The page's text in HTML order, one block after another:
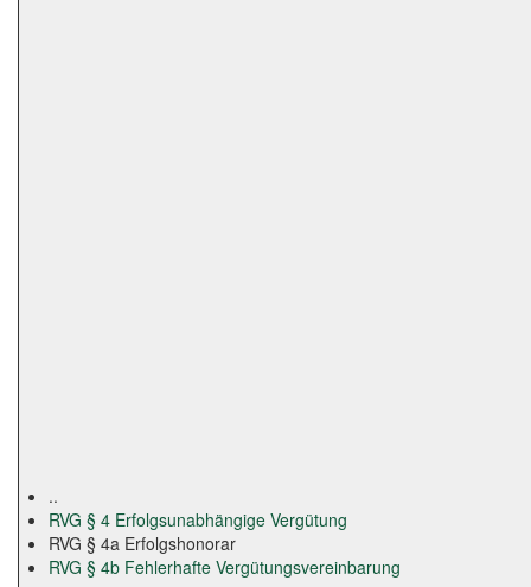
..
RVG § 4 Erfolgsunabhängige Vergütung
RVG § 4a Erfolgshonorar
RVG § 4b Fehlerhafte Vergütungsvereinbarung